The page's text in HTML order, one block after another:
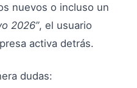
nuevos o incluso un
2026”, el usuario
activa detrás.
dudas: